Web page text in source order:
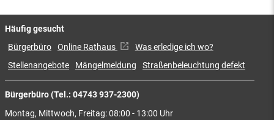
Bürgerbüro (Tel.: 04743 937-2300)
Montag, Mittwoch, Freitag: 08:00 - 13:00 Uhr
Häufig gesucht
Bürgerbüro Online Rathaus
Was erledige ich wo?
Stellenangebote
Mängelmeldung Straßenbeleuchtung defekt